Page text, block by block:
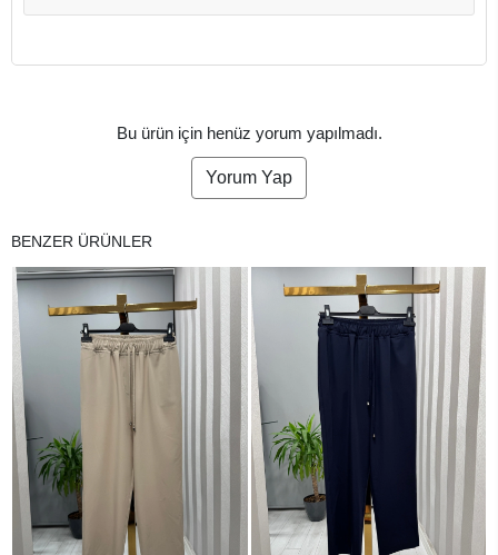
Bu ürün için henüz yorum yapılmadı.
Yorum Yap
BENZER ÜRÜNLER